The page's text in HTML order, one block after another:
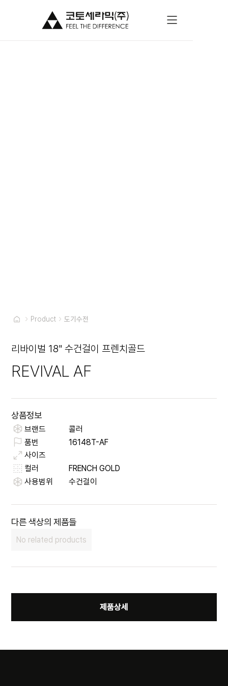
Product 도기수전
리바이벌 18" 수건걸이 프렌치골드
REVIVAL AF
상품정보
브랜드
콜러
품번
16148T-AF
사이즈
컬러
FRENCH GOLD
사용범위
수건걸이
다른 색상의 제품들
No related products
제품상세